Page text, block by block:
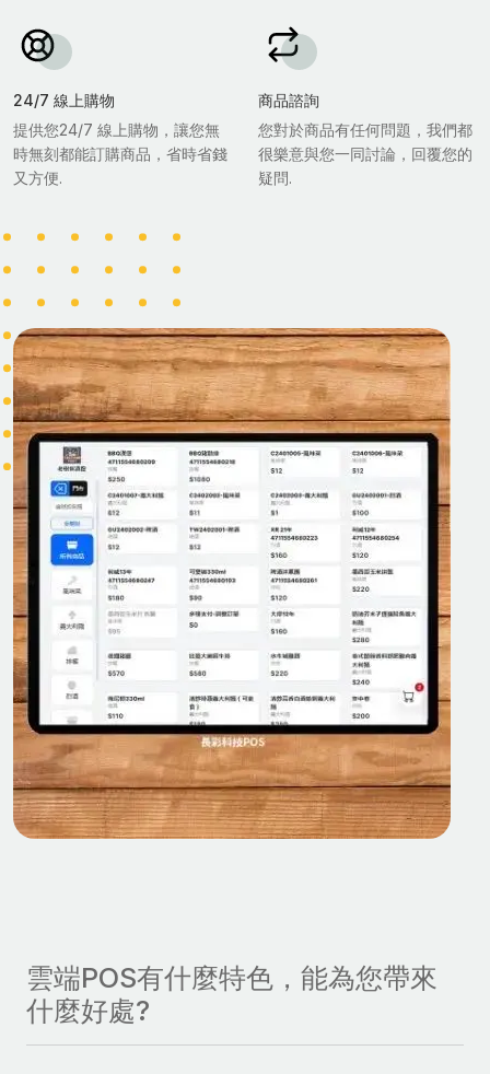
24/7 線上購物
提供您24/7 線上購物，讓您無
時無刻都能訂購商品，省時省錢
又方便.
商品諮詢
您對於商品有任何問題，我們都
很樂意與您一同討論，回覆您的
疑問.
雲端POS有什麼特色，能為您帶來
什麼好處?